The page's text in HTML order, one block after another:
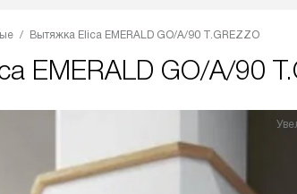
Вытяжка Elica EMERALD GO/A/90 T.GREZZO
EMERALD GO/A/90